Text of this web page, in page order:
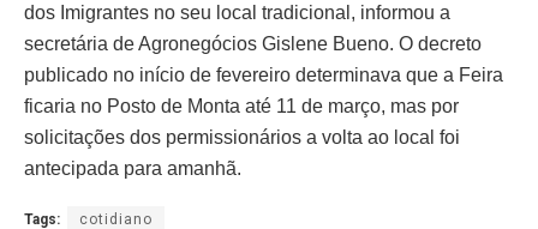
dos Imigrantes no seu local tradicional, informou a
secretária de Agronegócios Gislene Bueno. O decreto
publicado no início de fevereiro determinava que a Feira
ficaria no Posto de Monta até 11 de março, mas por
solicitações dos permissionários a volta ao local foi
antecipada para amanhã.
Tags: cotidiano